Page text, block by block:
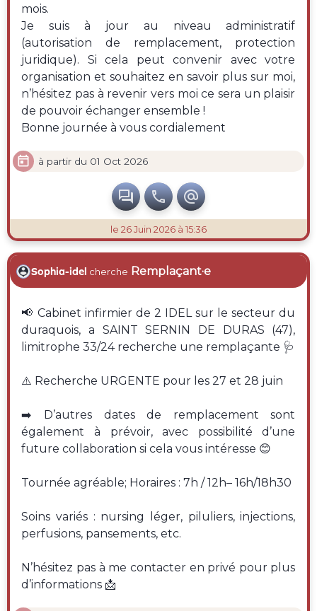
mois.
Je suis à jour au niveau administratif
(autorisation de remplacement, protection
juridique). Si cela peut convenir avec votre
organisation et souhaitez en savoir plus sur moi,
n’hésitez pas à revenir vers moi ce sera un plaisir
de pouvoir échanger ensemble !
Bonne journée à vous cordialement
 à partir du 01 Oct 2026
  
le 26 Juin 2026 à 15:36
Sophia-idel cherche Remplaçant·e
📢 Cabinet infirmier de 2 IDEL sur le secteur du
duraquois, a SAINT SERNIN DE DURAS (47),
limitrophe 33/24 recherche une remplaçante 🩺
⚠️ Recherche URGENTE pour les 27 et 28 juin
➡️ D’autres dates de remplacement sont
également à prévoir, avec possibilité d’une
future collaboration si cela vous intéresse 😊
Tournée agréable; Horaires : 7h / 12h– 16h/18h30
Soins variés : nursing léger, piluliers, injections,
perfusions, pansements, etc.
N’hésitez pas à me contacter en privé pour plus
d’informations 📩